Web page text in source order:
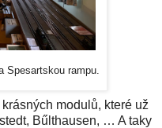
Spesartskou rampu.
modulů, které už
Bű lthausen, … A taky